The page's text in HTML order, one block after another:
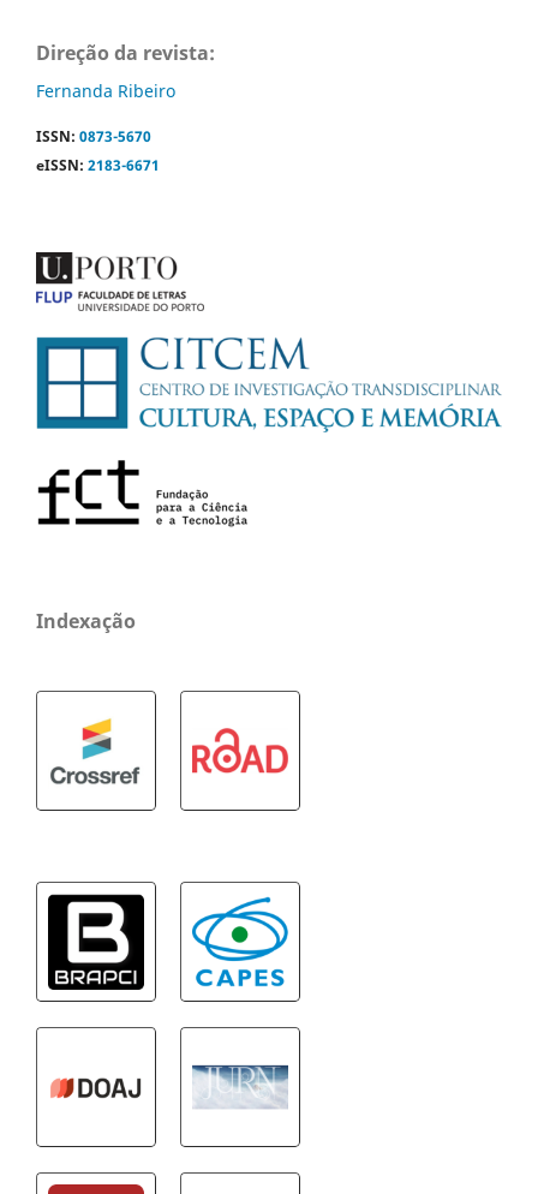
Direção da revista:
Fernanda Ribeiro
ISSN:0873-5670
eISSN:2183-6671
Indexação